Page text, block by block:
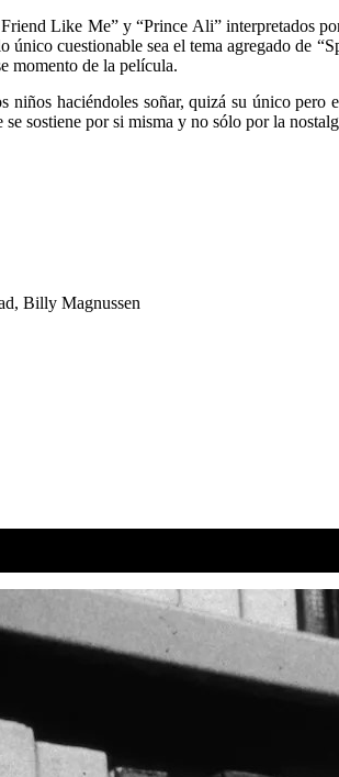
Like Me” y “Prince Ali” interpretados
cuestionable sea el tema agregado de
momento de la película.
haciéndoles soñar, quizá su único
sostiene por si misma y no sólo por la
Billy Magnussen